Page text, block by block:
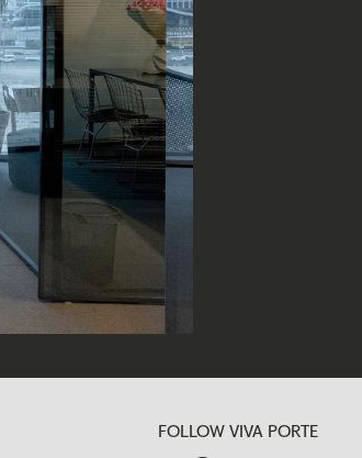
FOLLOW VIVA PORTE